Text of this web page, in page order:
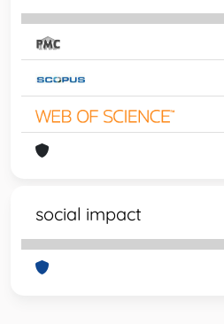
social impact